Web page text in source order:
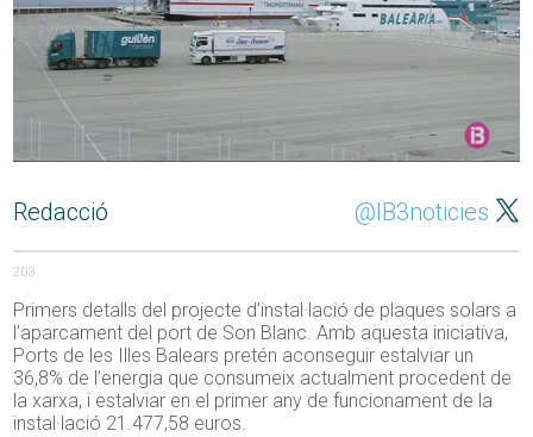
Redacció @IB3noticies
203
Primers detalls del projecte d’instal·lació de plaques solars a
l’aparcament del port de Son Blanc. Amb aquesta iniciativa,
Ports de les Illes Balears pretén aconseguir estalviar un
36,8% de l’energia que consumeix actualment procedent de
la xarxa, i estalviar en el primer any de funcionament de la
instal·lació 21.477,58 euros.